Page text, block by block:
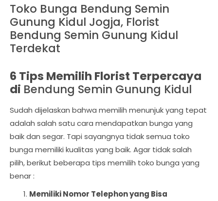
Toko Bunga Bendung Semin
Gunung Kidul Jogja, Florist
Bendung Semin Gunung Kidul
Terdekat
6 Tips Memilih Florist Terpercaya
di Bendung Semin Gunung Kidul
Sudah dijelaskan bahwa memilih menunjuk yang tepat
adalah salah satu cara mendapatkan bunga yang
baik dan segar. Tapi sayangnya tidak semua toko
bunga memiliki kualitas yang baik. Agar tidak salah
pilih, berikut beberapa tips memilih toko bunga yang
benar :
Memiliki Nomor Telephon yang Bisa